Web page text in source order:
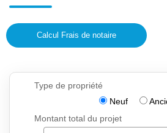
Calcul Frais de notaire